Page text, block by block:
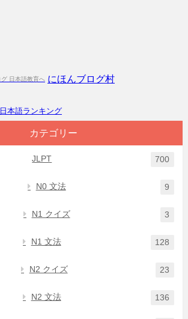
にほんブログ村
日本語ランキング
カテゴリー
JLPT 700
N0 文法 9
N1 クイズ 3
N1 文法 128
N2 クイズ 23
N2 文法 136